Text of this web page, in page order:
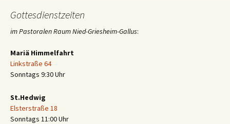
Gottesdienstzeiten
im Pastoralen Raum Nied-Griesheim-Gallus:
Mariä Himmelfahrt
Linkstraße 64
Sonntags 9:30 Uhr
St.Hedwig
Elsterstraße 18
Sonntags 11:00 Uhr